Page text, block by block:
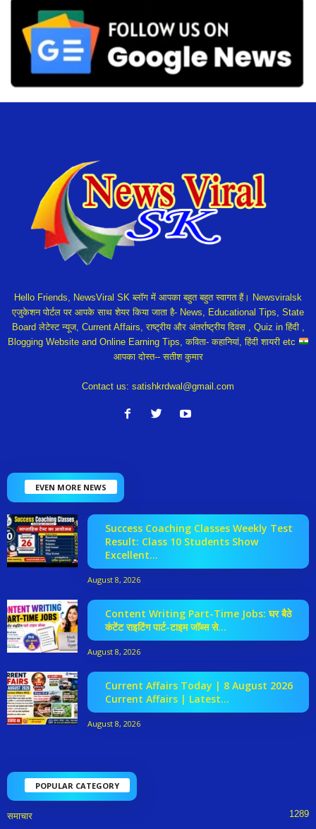
Hello Friends, NewsViral SK ब्लॉग में आपका बहुत बहुत स्वागत हैं। Newsviralsk
एजुकेशन पोर्टल पर आपके साथ शेयर किया जाता है- News, Educational Tips, State
Board लेटेस्ट न्यूज, Current Affairs, राष्ट्रीय और अंतर्राष्ट्रीय दिवस , Quiz in हिंदी ,
Blogging Website and Online Earning Tips, कविता- कहानियां, हिंदी शायरी etc
आपका दोस्त-- सतीश कुमार
Contact us: satishkrdwal@gmail.com
EVEN MORE NEWS
Success Coaching Classes Weekly Test
Result: Class 10 Students Show
Excellent...
August 8, 2026
Content Writing Part-Time Jobs: घर बैठे
कंटेंट राइटिंग पार्ट-टाइम जॉब्स से...
August 8, 2026
Current Affairs Today | 8 August 2026
Current Affairs | Latest...
August 8, 2026
POPULAR CATEGORY
समाचार 1289